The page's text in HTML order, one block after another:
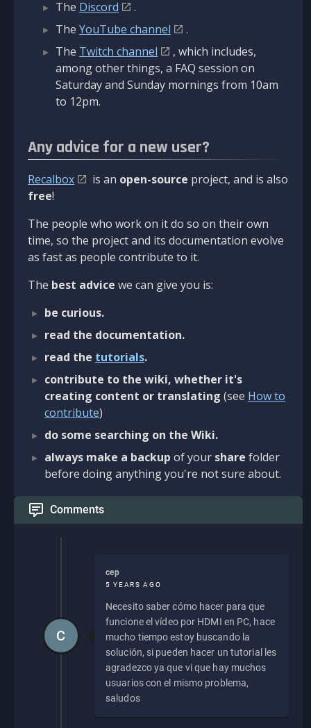
The Discord
.
The YouTube channel
.
The Twitch channel
, which includes,
among other things, a FAQ session on
Saturday and Sunday mornings from 10am
to 12pm.
Any advice for a new user?
Recalbox is an open-source project, and is also
free!
The people who work on it do so on their own
time, so the project and its documentation evolve
as fast as people contribute to it.
The best advice we can give you is:
be curious.
read the documentation.
read the tutorials.
contribute to the wiki, whether it's
creating content or translating (see How to
contribute)
do some searching on the Wiki.
always make a backup of your share folder
before doing anything you're not sure about.
Comments
cep
5 YEARS AGO
Necesito saber cómo hacer para que
funcione el vídeo por HDMI en PC, hace
mucho tiempo estoy buscando la
solución, si pueden hacer un tutorial les
agradezco ya que vi que hay muchos
usuarios con el mismo problema,
saludos
C